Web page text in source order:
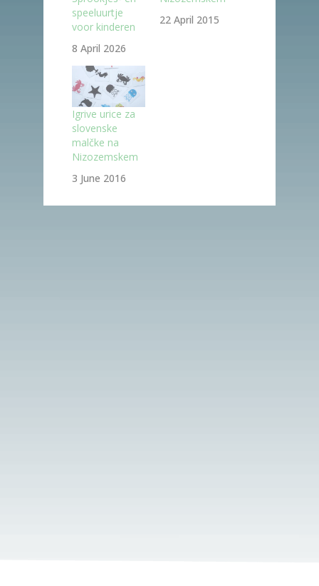
speeluurtje
voor kinderen
8 April 2026
22 April 2015
Igrive urice za
slovenske
malčke na
Nizozemskem
3 June 2016